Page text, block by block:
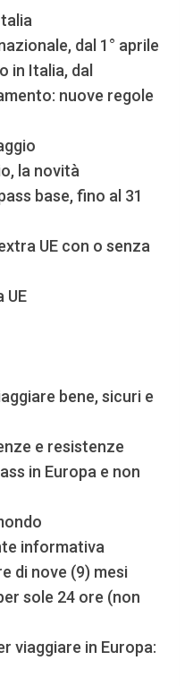
dal 1° aprile
in Italia, dal
nuove regole
la novità
base, fino al 31
UE con o senza
UE
bene, sicuri e
e resistenze
in Europa e non
informativa
di nove (9) mesi
sole 24 ore (non
viaggiare in Europa: